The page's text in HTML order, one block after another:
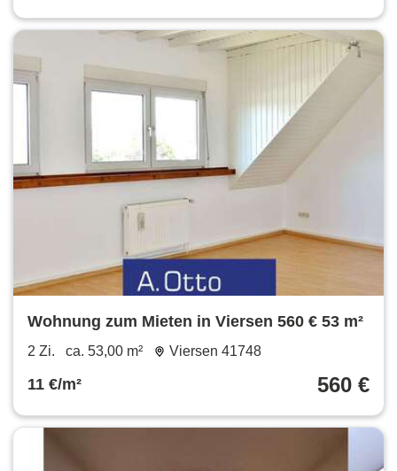
Wohnung zum Mieten in Viersen 560 € 53 m²
2 Zi. ca. 53,00 m² Viersen 41748
11 €/m² 560 €